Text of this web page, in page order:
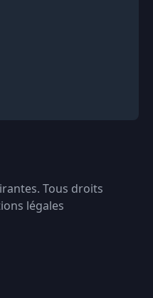
. Tous droits
légales